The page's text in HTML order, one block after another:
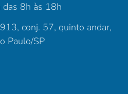
das 8h às 18h
conj. 57, quinto andar,
Paulo/SP